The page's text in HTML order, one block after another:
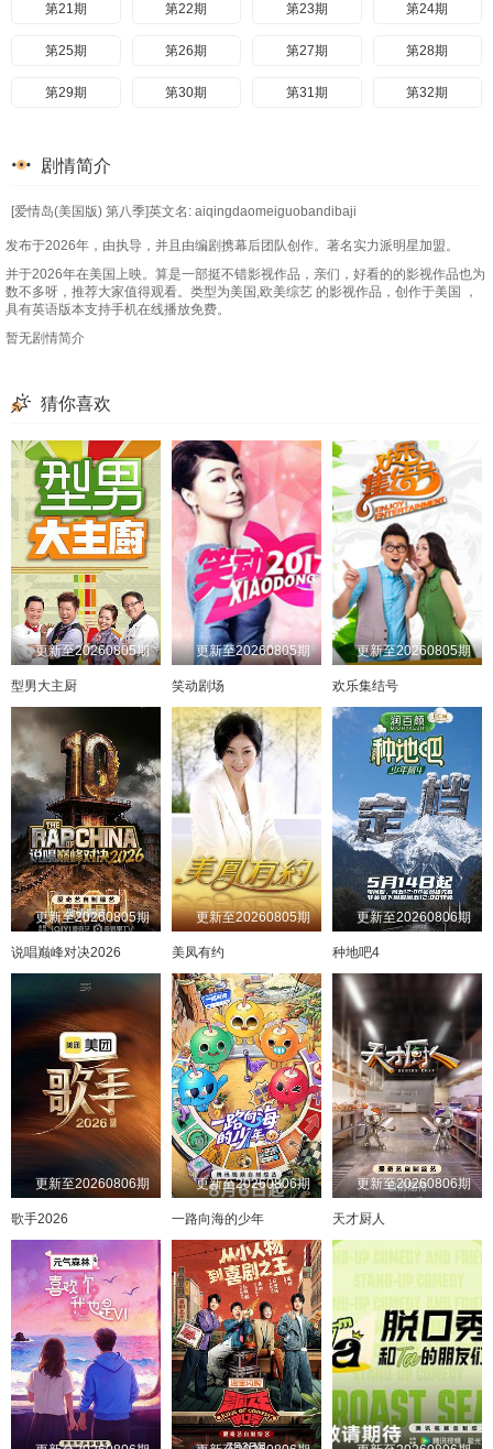
第21期 第22期 第23期 第24期
第25期 第26期 第27期 第28期
第29期 第30期 第31期 第32期
剧情简介
[爱情岛(美国版) 第八季]英文名: aiqingdaomeiguobandibaji
发布于2026年，由执导，并且由编剧携幕后团队创作。著名实力派明星加盟。
并于2026年在美国上映。算是一部挺不错影视作品，亲们，好看的的影视作品也为
数不多呀，推荐大家值得观看。类型为美国,欧美综艺 的影视作品，创作于美国 ，
具有英语版本支持手机在线播放免费。
暂无剧情简介
猜你喜欢
更新至20260805期
型男大主厨
更新至20260805期
笑动剧场
更新至20260805期
欢乐集结号
更新至20260805期
说唱巅峰对决2026
更新至20260805期
美凤有约
更新至20260806期
种地吧4
更新至20260806期
歌手2026
更新至20260806期
一路向海的少年
更新至20260806期
天才厨人